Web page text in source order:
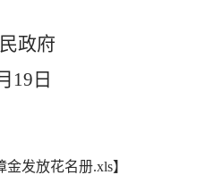
政府
19日
金发放花名册.xls】